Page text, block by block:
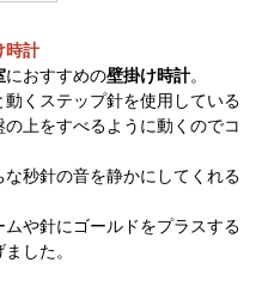
時計
におすすめの壁掛け時計。
くステップ針を使用している
上をすべるように動くのでコ
秒針の音を静かにしてくれる
や針にゴールドをプラスする
した。